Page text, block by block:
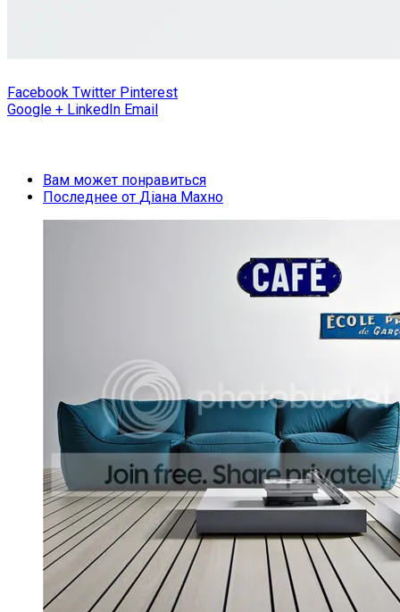
Facebook Twitter Pinterest
Google + LinkedIn Email
Вам может понравиться
Последнее от Діана Махно